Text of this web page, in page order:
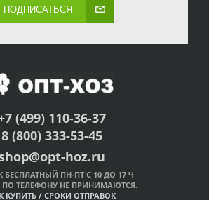
ПОДПИСАТЬСЯ
(499) 110-36-37
8 (800) 333-53-45
hoz.ru
БЕСПЛАТНЫЙ ПН-ПТ С 10 ДО 17 Ч
ТЕЛЕФОНУ НЕ ПРИНИМАЮТСЯ.
КУПИТЬ / СРОКИ ОТПРАВОК